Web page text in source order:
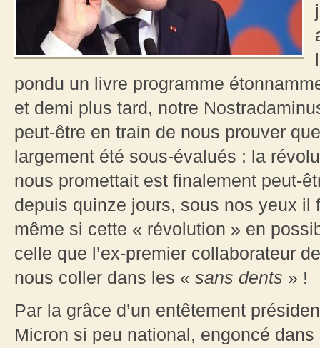
pondu un livre programme
et demi plus tard, notre
peut-être en train de nous prouver
largement été sous-évalués : la
nous promettait est finalement peut-
depuis quinze jours, sous nos yeux
même si cette « révolution » en
celle que l’ex-premier collaborateur
nous coller dans les « sans dents » !
Par la grâce d’un entêtement
Micron si peu national, engoncé